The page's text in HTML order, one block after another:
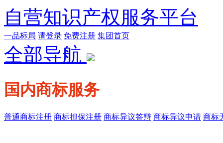
自营知识产权服务平台
一品标局 请登录 免费注册 集团首页
全部导航
国内商标服务
普通商标注册 商标担保注册 商标异议答辩 商标异议申请 商标